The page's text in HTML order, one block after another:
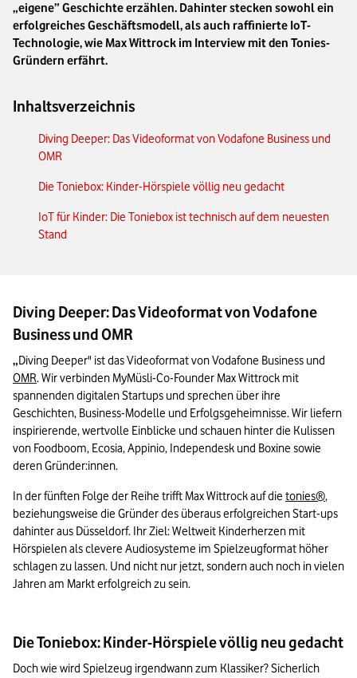
„eigene” Geschichte erzählen. Dahinter stecken sowohl ein
erfolgreiches Geschäftsmodell, als auch raffinierte IoT-
Technologie, wie Max Wittrock im Interview mit den Tonies-
Gründern erfährt.
Inhaltsverzeichnis
Diving Deeper: Das Videoformat von Vodafone Business und
OMR
Die Toniebox: Kinder-Hörspiele völlig neu gedacht
IoT für Kinder: Die Toniebox ist technisch auf dem neuesten
Stand
Diving Deeper: Das Videoformat von Vodafone
Business und OMR
„
OMR. Wir verbinden MyMüsli-Co-Founder Max Wittrock mit
spannenden digitalen Startups und sprechen über ihre
Geschichten, Business-Modelle und Erfolgsgeheimnisse. Wir liefern
inspirierende, wertvolle Einblicke und schauen hinter die Kulissen
von Foodboom, Ecosia, Appinio, Independesk und Boxine sowie
deren Gründer:innen.
In der fünften Folge der Reihe trifft Max Wittrock auf die tonies®,
beziehungsweise die Gründer des überaus erfolgreichen Start-ups
dahinter aus Düsseldorf. Ihr Ziel: Weltweit Kinderherzen mit
Hörspielen als clevere Audiosysteme im Spielzeugformat höher
schlagen zu lassen. Und nicht nur jetzt, sondern auch noch in vielen
Jahren am Markt erfolgreich zu sein.
Die Toniebox: Kinder-Hörspiele völlig neu gedacht
Doch wie wird Spielzeug irgendwann zum Klassiker? Sicherlich